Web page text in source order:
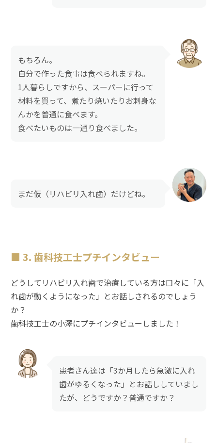
もちろん。
自分で作った食事は食べられますね。
1人暮らしですから、スーパーに行って
材料を買って、煮たり焼いたりお刺身な
んかを普通に食べます。
食べたいものは一通り食べました。
まだ仮（リハビリ入れ歯）だけどね。
3. 歯科技工士プチインタビュー
どうしてリハビリ入れ歯で治療している方は口々に「入
れ歯が動くようになった」とお話しされるのでしょう
か？
歯科技工士の小澤にプチインタビューしました！
患者さん達は「3か月したら急激に入れ
歯がゆるくなった」とお話ししていまし
たが、どうですか？普通ですか？